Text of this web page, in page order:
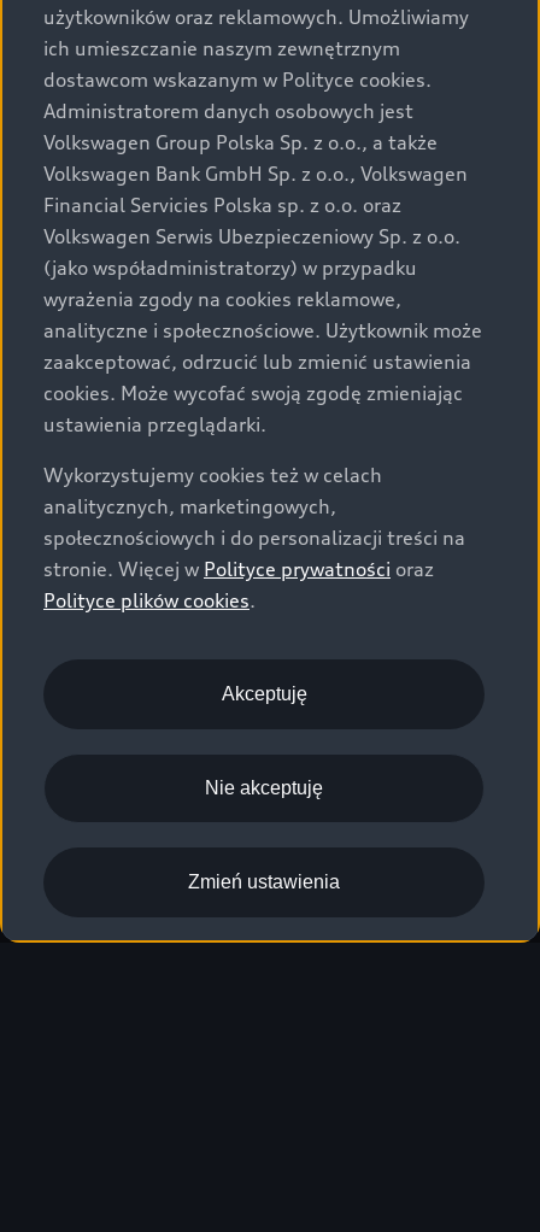
użytkowników oraz reklamowych. Umożliwiamy
ich umieszczanie naszym zewnętrznym
dostawcom wskazanym w Polityce cookies.
Administratorem danych osobowych jest
Volkswagen Group Polska Sp. z o.o., a także
Volkswagen Bank GmbH Sp. z o.o., Volkswagen
Financial Servicies Polska sp. z o.o. oraz
Volkswagen Serwis Ubezpieczeniowy Sp. z o.o.
(jako współadministratorzy) w przypadku
wyrażenia zgody na cookies reklamowe,
analityczne i społecznościowe. Użytkownik może
zaakceptować, odrzucić lub zmienić ustawienia
cookies. Może wycofać swoją zgodę zmieniając
ustawienia przeglądarki.
Wykorzystujemy cookies też w celach
analitycznych, marketingowych,
społecznościowych i do personalizacji treści na
stronie. Więcej w Polityce prywatności oraz
Polityce plików cookies.
Akceptuję
Nie akceptuję
Zmień ustawienia